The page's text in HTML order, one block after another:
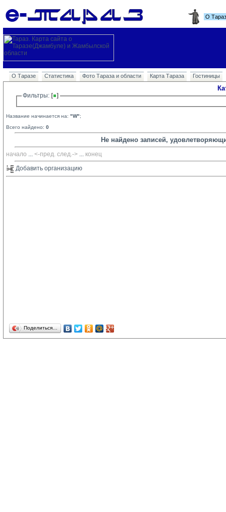
О
О Таразе Статистика Фото Тараза и области Карта Тараза Гостиницы
Фильтры:
Название начинается на: "W";
Всего найдено: 0
Не найдено записей,
начало ... <-пред. след.-> ... конец
Добавить организацию
Поделиться…